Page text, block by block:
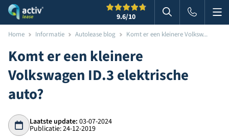
9.6/10 Zoeken in
Home Informatie Autolease blog Komt er een kleinere Volksw...
Komt er een kleinere
Volkswagen ID.3 elektrische
auto?
Laatste update: 03-07-2024
Publicatie: 24-12-2019